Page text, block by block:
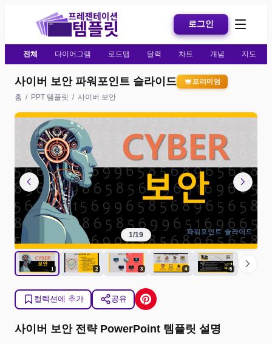
로그인
전체 다이어그램 로드맵 달력 차트 개념 지도
사이버 보안 파워포인트 슬라이드 프리미엄
홈 / PPT 템플릿 / 사이버 보안
chevron_left chevron_right
1/19
1 2 3 4 5 chevron_right
컬렉션에 추가 공유
사이버 보안 전략 PowerPoint 템플릿 설명